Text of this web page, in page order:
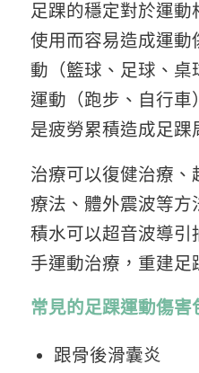
足踝的穩定對於運
使用而容易造成運動
動（籃球、足球、桌
運動（跑步、自行車
是疲勞累積造成足踝
治療可以復健治療、
療法、體外震波等方
積水可以超音波導引
手運動治療，重建足
常見的足踝運動傷害
跟骨後滑囊炎